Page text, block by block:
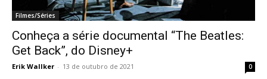
Filmes/Séries
Conheça a série documental “The Beatles:
Get Back”, do Disney+
Erik Wallker - 13 de outubro de 2021 0